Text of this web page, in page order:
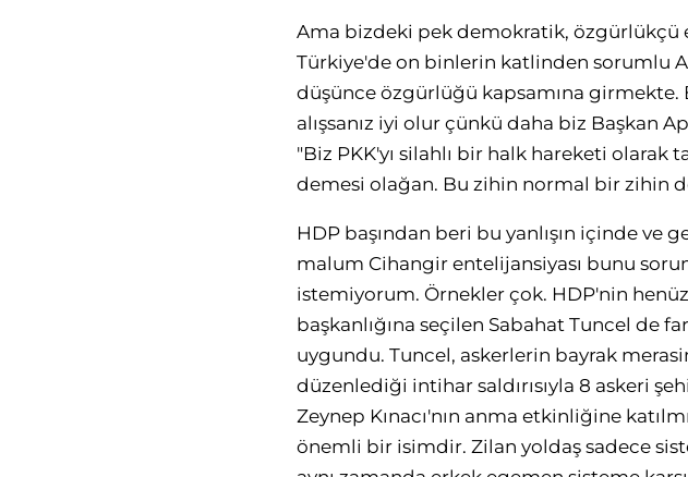
Ama bizdeki pek demokratik, özgürlükçü
Türkiye'de on binlerin katlinden sorumlu
düşünce özgürlüğü kapsamına
alışsanız iyi olur çünkü daha biz Başkan
"Biz PKK'yı silahlı bir halk hareketi olarak
demesi olağan. Bu zihin normal bir zihin
HDP başından beri bu yanlışın içinde ve
malum Cihangir entelijansiyası bunu
istemiyorum. Örnekler çok. HDP'nin
başkanlığına seçilen Sabahat Tuncel de
uygundu. Tuncel, askerlerin bayrak
düzenlediği intihar saldırısıyla 8 askeri
Zeynep Kınacı'nın anma etkinliğine
önemli bir isimdir. Zilan yoldaş sadece